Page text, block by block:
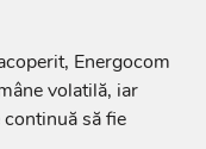
Energocom
volatilă, iar
să fie